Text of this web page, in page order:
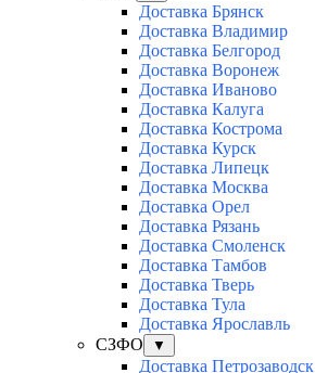
Доставка Брянск
Доставка Владимир
Доставка Белгород
Доставка Воронеж
Доставка Иваново
Доставка Калуга
Доставка Кострома
Доставка Курск
Доставка Липецк
Доставка Москва
Доставка Орел
Доставка Рязань
Доставка Смоленск
Доставка Тамбов
Доставка Тверь
Доставка Тула
Доставка Ярославль
СЗФО
▼
Доставка Петрозаводск